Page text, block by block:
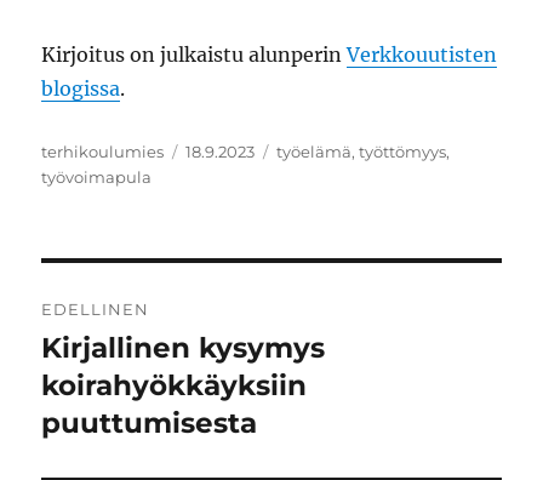
Kirjoitus on julkaistu alunperinVerkkouutisten
blogissa.
Kirjoittaja
terhikoulumies Julkaistu
18.9.2023 Avainsanat
työelämä,työttömyys,
työvoimapula
selaus
EDELLINEN
Edellinen
artikkeli:
Kirjallinen kysymys
koirahyökkäyksiin
puuttumisesta